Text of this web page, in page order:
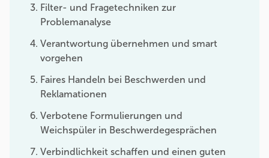
Filter- und Fragetechniken zur
Problemanalyse
Verantwortung übernehmen und smart
vorgehen
Faires Handeln bei Beschwerden und
Reklamationen
Verbotene Formulierungen und
Weichspüler in Beschwerdegesprächen
Verbindlichkeit schaffen und einen guten